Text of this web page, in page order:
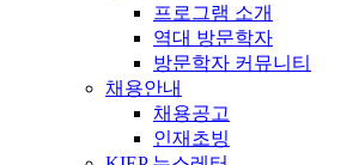
프로그램 소개
역대 방문학자
방문학자 커뮤니티
채용안내
채용공고
인재초빙